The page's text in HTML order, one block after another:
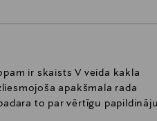
ir skaists V veida kakla
apakšmala rada
to par vērtīgu